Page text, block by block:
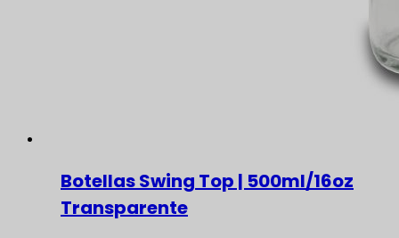
Botellas Swing Top | 500ml/16oz
Transparente